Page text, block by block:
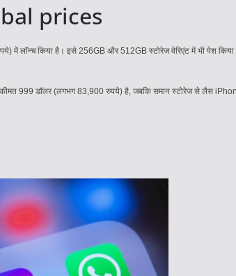
prices
लॉन्च किया है। इसे 256GB और 512GB स्टोरेज वेरिएंट में भी पेश
999 डॉलर (लगभग 83,900 रुपये) है, जबकि समान स्टोरेज से लैस